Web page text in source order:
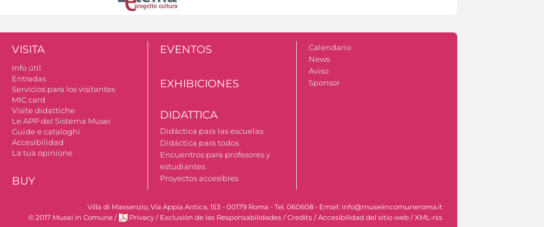
VISITA
Info útil
Entradas
Servicios para los visitantes
MIC card
Visite didattiche
Le APP del Sistema Musei
Guide e cataloghi
Accesibilidad
La tua opinione
BUY
EVENTOS
EXHIBICIONES
DIDATTICA
Didáctica para las escuelas
Didáctica para todos
Encuentros para profesores y
estudiantes
Proyectos accesibles
Calendario
News
Aviso
Sponsor
Villa di Massenzio, Via Appia Antica, 153 - 00179 Roma - Tel. 060608 - Email: info@museiincomuneroma.it
© 2017 Musei in Comune / Privacy / Exclusiòn de las Responsabilidades / Credits / Accesibilidad del sitio web / XML-rss